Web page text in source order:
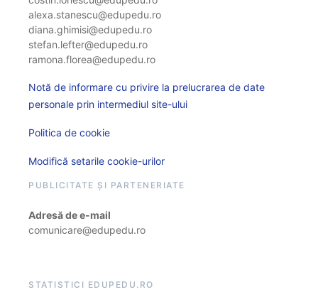
alexa.stanescu@edupedu.ro
diana.ghimisi@edupedu.ro
stefan.lefter@edupedu.ro
ramona.florea@edupedu.ro
Notă de informare cu privire la prelucrarea de date
personale prin intermediul site-ului
Politica de cookie
Modifică setarile cookie-urilor
PUBLICITATE ȘI PARTENERIATE
Adresă de e-mail
comunicare@edupedu.ro
STATISTICI EDUPEDU.RO